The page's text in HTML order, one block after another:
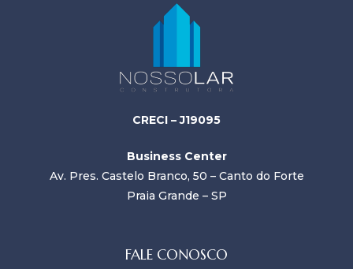
CRECI – J19095
Business Center
Av. Pres. Castelo Branco, 50 – Canto do Forte
Praia Grande – SP
FALE CONOSCO